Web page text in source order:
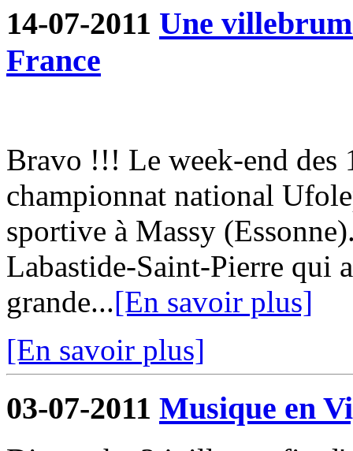
14-07-2011 Une
France
Bravo !!! Le week-end des
championnat national
sportive à Massy
Labastide-Saint-Pierre qui
grande...[En savoir plus]
[En savoir plus]
03-07-2011 Musique en